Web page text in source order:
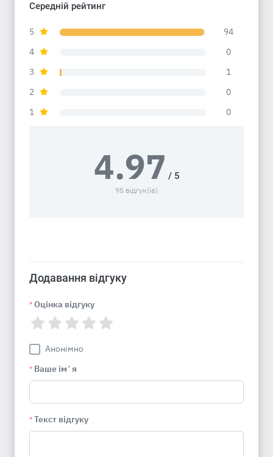
Середній рейтинг
5
94
4
0
3
1
2
0
1
0
4.97 / 5
95 відгук(ів)
Додавання відгуку
* Оцінка відгуку
Анонімно
* Ваше імʼя
* Текст відгуку